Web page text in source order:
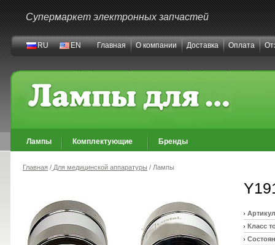
Супермаркет электронных запчастей
RU EN Главная О компании Доставка Оплата
Лампы Комплектующие Бренды
Главная / Для медицинской аппаратуры / Лампы
Класс